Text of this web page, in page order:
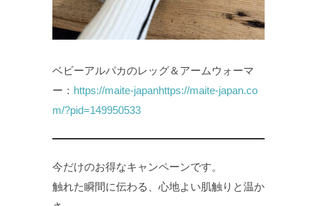
ベビーアルパカのレッグ＆アームウォーマ
ー： https://maite-japanhttps://maite-japan.co
m/?pid=149950533
今だけのお得なキャンペーンです。
触れた瞬間に伝わる、心地よい肌触りと温か